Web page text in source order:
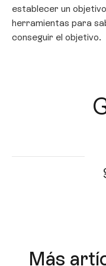
establecer un
herramientas para
conseguir el objetivo.
Más